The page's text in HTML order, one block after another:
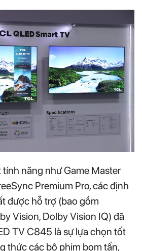
tính năng như Game Master
Premium Pro, các định
được hỗ trợ (bao gồm
Vision, Dolby Vision IQ) đã
TV C845 là sự lựa chọn tốt
thức các bộ phim bom tấn,